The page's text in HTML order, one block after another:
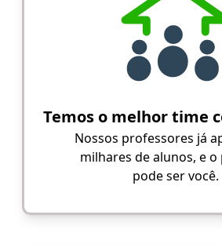
Temos o melhor time
Nossos professores já
milhares de alunos, e
pode ser você.